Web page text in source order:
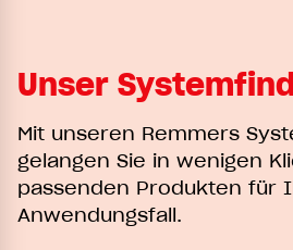
Unser
Mit unseren Remmers
gelangen Sie in wenigen
passenden Produkten für
Anwendungsfall.